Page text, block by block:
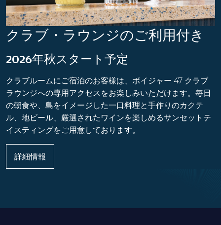
クラブ・ラウンジのご利用付き
2026年秋スタート予定
クラブルームにご宿泊のお客様は、ボイジャー 47 クラブ
ラウンジへの専用アクセスをお楽しみいただけます。毎日
の朝食や、島をイメージした一口料理と手作りのカクテ
ル、地ビール、厳選されたワインを楽しめるサンセットテ
イスティングをご用意しております。
詳細情報